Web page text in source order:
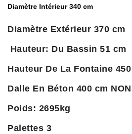
Diamètre Intérieur 340 cm
Diamètre Extérieur 370 cm
Hauteur: Du Bassin 51 cm
Hauteur De La Fontaine
Dalle En Béton 400 cm
Poids: 2695kg
Palettes 3